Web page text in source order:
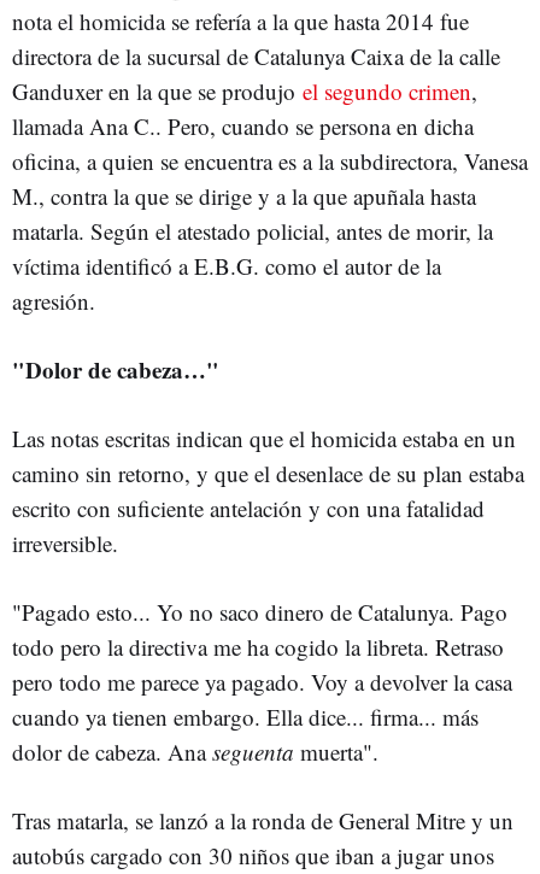
nota el homicida se refería a la que hasta 2014 fue
directora de la sucursal de Catalunya Caixa de la calle
Ganduxer en la que se produjo el segundo crimen,
llamada Ana C.. Pero, cuando se persona en dicha
oficina, a quien se encuentra es a la subdirectora, Vanesa
M., contra la que se dirige y a la que apuñala hasta
matarla. Según el atestado policial, antes de morir, la
víctima identificó a E.B.G. como el autor de la
agresión.
"Dolor de cabeza…"
Las notas escritas indican que el homicida estaba en un
camino sin retorno, y que el desenlace de su plan estaba
escrito con suficiente antelación y con una fatalidad
irreversible.
"Pagado esto... Yo no saco dinero de Catalunya. Pago
todo pero la directiva me ha cogido la libreta. Retraso
pero todo me parece ya pagado. Voy a devolver la casa
cuando ya tienen embargo. Ella dice... firma... más
dolor de cabeza. Anaseguenta muerta".
Tras matarla, se lanzó a la ronda de General Mitre y un
autobús cargado con 30 niños que iban a jugar unos